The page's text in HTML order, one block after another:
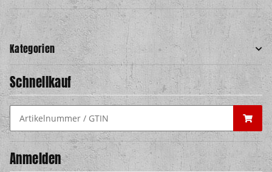
Kategorien
Schnellkauf
Anmelden